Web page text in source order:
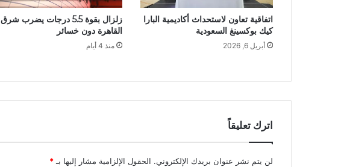
اتفاقية تعاون لاستحداث أكاديمية البارا
كيك بوكسينغ السعودية
أبريل 6, 2026
زلزال بقوة 5.5 درجات يضرب شرق
القاهرة دون خسائر
منذ 4 أيام
اترك تعليقاً
لن يتم نشر عنوان بريدك الإلكتروني. الحقول الإلزامية مشار إليها بـ*